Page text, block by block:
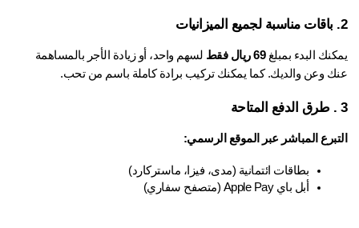
البدء بمبلغ 69 ريال فقط
لسهم واحد، أو زيادة الأجر بالمساهمة
وعن والديك. كما يمكنك تركيب برادة كاملة باسم من تحب.
المباشر عبر الموقع الرسمي:
بطاقات ائتمانية (مدى، فيزا، ماستركارد)
أبل باي Apple Pay (متصفح سفاري)